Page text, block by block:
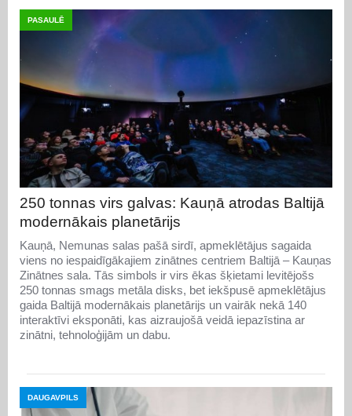
PASAULĒ
250 tonnas virs galvas: Kauņā atrodas Baltijā
modernākais planetārijs
Kauņā, Nemunas salas pašā sirdī, apmeklētājus sagaida
viens no iespaidīgākajiem zinātnes centriem Baltijā – Kauņas
Zinātnes sala. Tās simbols ir virs ēkas šķietami levitējošs
250 tonnas smags metāla disks, bet iekšpusē apmeklētājus
gaida Baltijā modernākais planetārijs un vairāk nekā 140
interaktīvi eksponāti, kas aizraujošā veidā iepazīstina ar
zinātni, tehnoloģijām un dabu.
DAUGAVPILS